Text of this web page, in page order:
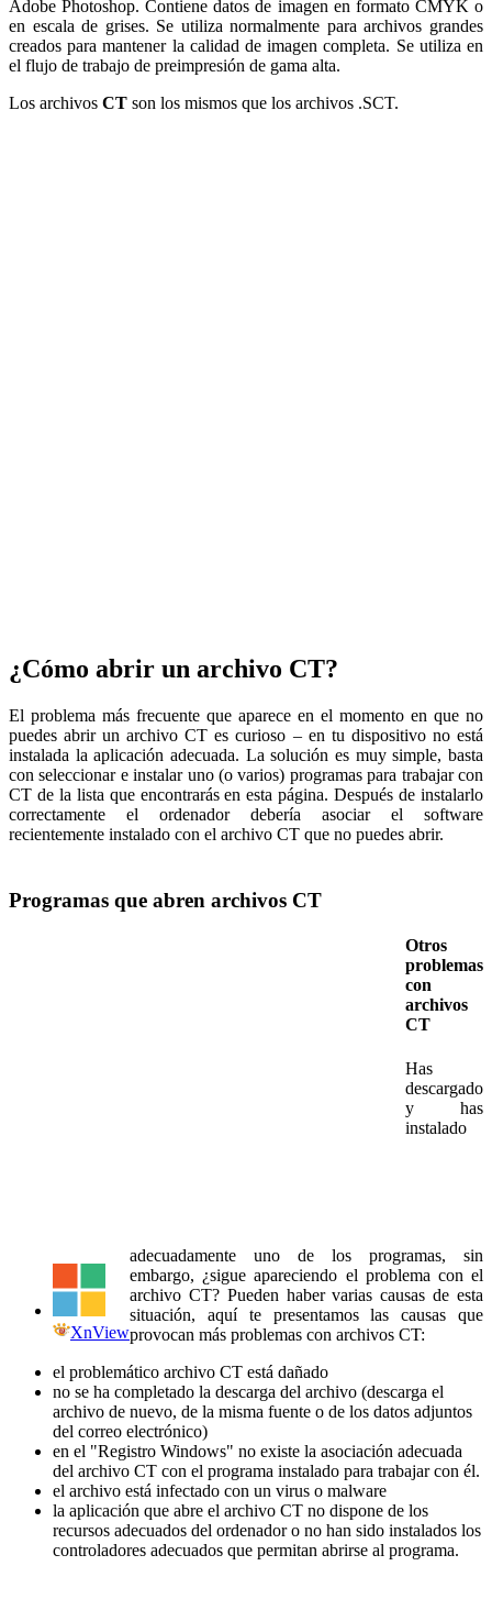
Adobe Photoshop. Contiene datos de imagen en formato CMYK o
en escala de grises. Se utiliza normalmente para archivos grandes
creados para mantener la calidad de imagen completa. Se utiliza en
el flujo de trabajo de preimpresión de gama alta.
Los archivos CT son los mismos que los archivos .SCT.
¿Cómo abrir un archivo CT?
El problema más frecuente que aparece en el momento en que no
puedes abrir un archivo CT es curioso – en tu dispositivo no está
instalada la aplicación adecuada. La solución es muy simple, basta
con seleccionar e instalar uno (o varios) programas para trabajar con
CT de la lista que encontrarás en esta página. Después de instalarlo
correctamente el ordenador debería asociar el software
recientemente instalado con el archivo CT que no puedes abrir.
Programas que abren archivos CT
XnView
Otros
problemas
con
archivos
CT
Has
descargado
y has
instalado
adecuadamente uno de los programas, sin
embargo, ¿sigue apareciendo el problema con el
archivo CT? Pueden haber varias causas de esta
situación, aquí te presentamos las causas que
provocan más problemas con archivos CT:
el problemático archivo CT está dañado
no se ha completado la descarga del archivo (descarga el
archivo de nuevo, de la misma fuente o de los datos adjuntos
del correo electrónico)
en el "Registro Windows" no existe la asociación adecuada
del archivo CT con el programa instalado para trabajar con él.
el archivo está infectado con un virus o malware
la aplicación que abre el archivo CT no dispone de los
recursos adecuados del ordenador o no han sido instalados los
controladores adecuados que permitan abrirse al programa.